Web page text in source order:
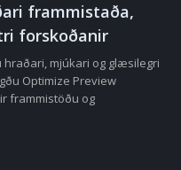
frammistaða,
forskoðanir
hraðari, mjúkari og glæsilegri
Optimize Preview
frammistöðu og